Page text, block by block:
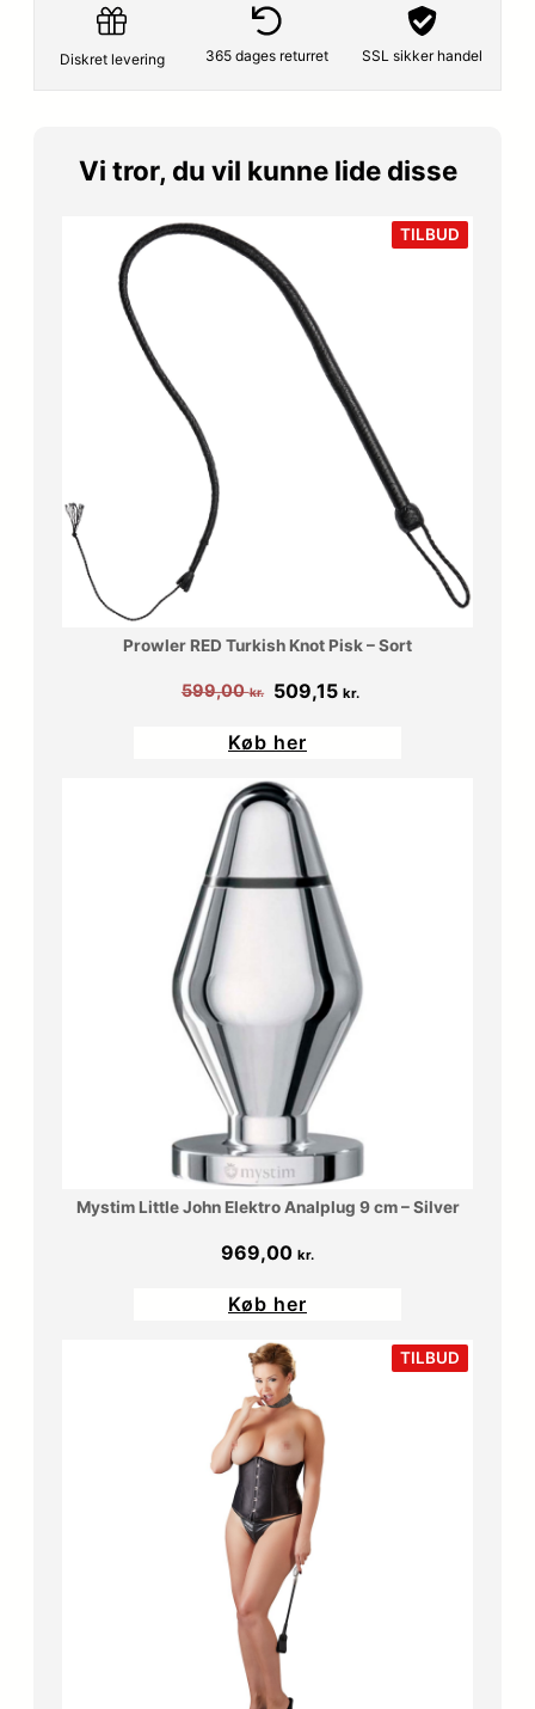
Diskret levering 365 dages returret SSL sikker handel
Vi tror, du vil kunne lide disse
TILBUD
PÅ
Prowler RED Turkish Knot Pisk – Sort
599,00kr.
Den
pris
var:
599,00 kr..
509,15 kr.
Køb her
Mystim Little John Elektro Analplug 9 cm – Silver
969,00 kr.
Køb her
TILBUD
PÅ